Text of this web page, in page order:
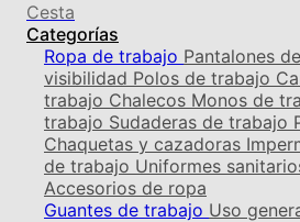
Cesta
Categorías
Ropa de trabajo Pantalones
visibilidad Polos de trabajo
trabajo Chalecos Monos de
trabajo Sudaderas de trabajo
Chaquetas y cazadoras
de trabajo Uniformes
Accesorios de ropa
Guantes de trabajo Uso